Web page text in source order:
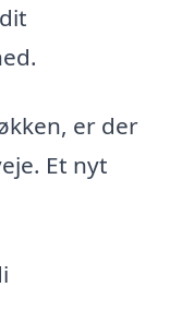
er der
Et nyt